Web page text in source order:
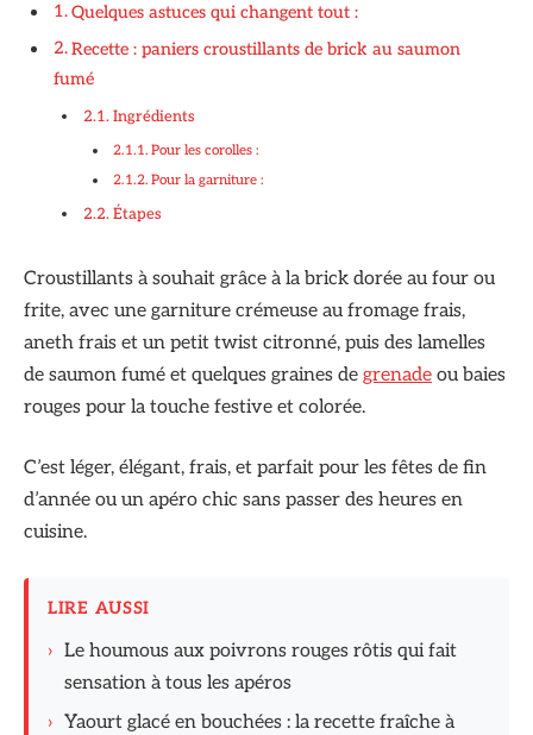
Quelques astuces qui changent tout :
Recette : paniers croustillants de brick au saumon
fumé
Ingrédients
Pour les corolles :
Pour la garniture :
Étapes
Croustillants à souhait grâce à la brick dorée au four ou
frite, avec une garniture crémeuse au fromage frais,
aneth frais et un petit twist citronné, puis des lamelles
de saumon fumé et quelques graines de grenade ou baies
rouges pour la touche festive et colorée.
C’est léger, élégant, frais, et parfait pour les fêtes de fin
d’année ou un apéro chic sans passer des heures en
cuisine.
LIRE AUSSI
› Le houmous aux poivrons rouges rôtis qui fait
sensation à tous les apéros
› Yaourt glacé en bouchées : la recette fraîche à